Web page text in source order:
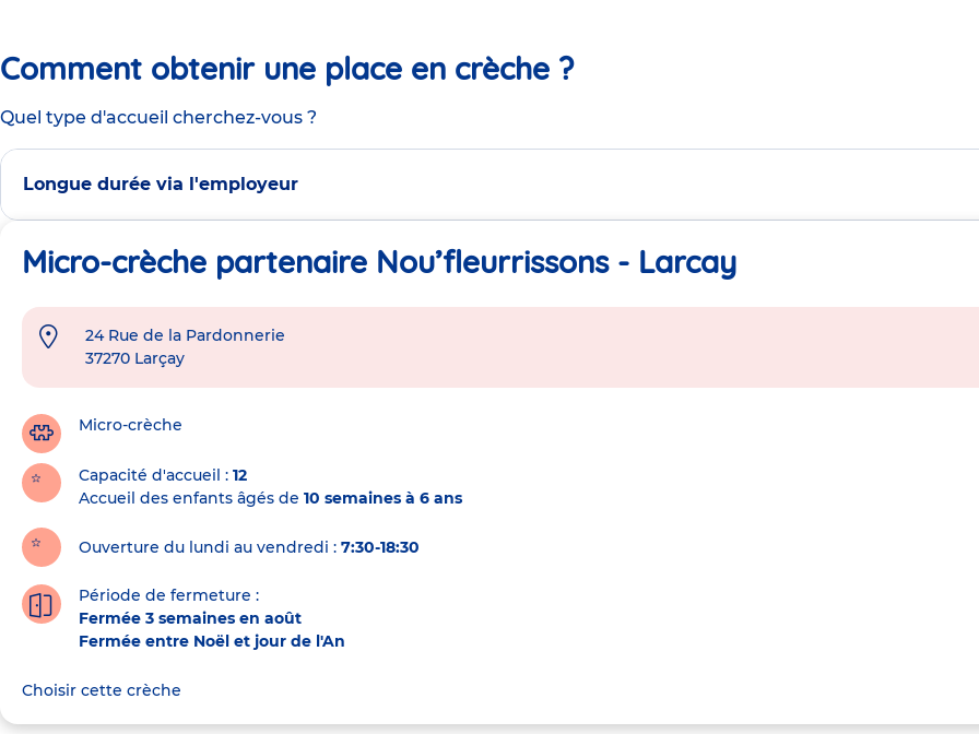
Comment obtenir une place en crèche ?
Quel type d'accueil cherchez-vous ?
Longue durée via l'employeur
Micro-crèche partenaire Nou’fleurrissons - Larcay
Adresse
crèche
24 Rue de la Pardonnerie
37270 Larçay
Micro-crèche
Capacité d'accueil
12
Accueil des enfants âgés de 10 semaines à 6 ans
Ouverture du lundi au vendredi : 7:30-18:30
Période de fermeture :
Fermée 3 semaines en août
Fermée entre Noël et jour de l'An
Choisir cette crèche